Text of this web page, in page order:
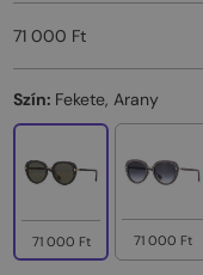
71 000 Ft
Szín: Fekete, Arany
71 000 Ft 71 000 Ft